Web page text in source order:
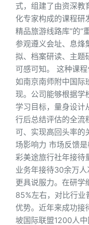
式，组建了由资深教
化专家构成的课程研
精品旅游线路库”的“
参观遵义会址、息烽
拟、档案研读、主题
可感可知。 这种课
如南京南师附中国际
现。公司能够根据学
学习目标，量身设计
行后总结评估的全流
可、实现高回头率的
场影响力 市场反馈
彩美途旅行社年接待
业务年接待30余万
更具说服力。在研学
85%左右，对比行业
优势。近年来成功接
坡国际联盟1200人